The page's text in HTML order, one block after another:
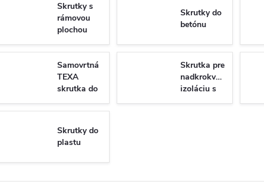
Skrutky s
rámovou
plochou
hlavou do
dreva
Skrutky do
betónu
Samovrtná
TEXA
skrutka do
plechu so
6-hrannou
7504K/N
Skrutka pre
nadkrokvovu
izoláciu s
tanierovou
Skrutky do
plastu